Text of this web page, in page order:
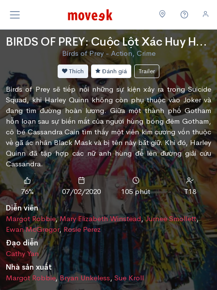
BIRDS OF PREY: Cuộc Lột Xác Huy Hoàng Của Harley Quinn
Birds of Prey - Action, Crime
Thích Đánh giá Trailer
Birds of Prey sẽ tiếp nối những sự kiện xảy ra trong Suicide
Squad, khi Harley Quinn không còn phụ thuộc vào Joker và
đang tìm đường hoàn lương. Giữa một thành phố Gotham
hỗn loạn sau sự biến mất của người hùng bóng đêm Gotham,
cô bé Cassandra Cain tìm thấy một viên kim cương vốn thuộc
về gã ác nhân Black Mask và bị tên này bắt giữ. Khi đó, Harley
Quinn đã tập hợp các nữ anh hùng để lên đường giải cứu
Cassandra.
76% 07/02/2020 105 phút
T18
Diễn viên
Margot Robbie,Mary Elizabeth Winstead,Jurnee Smollett,
Ewan McGregor, Rosie Perez
Đạo diễn
Cathy Yan
Nhà sản xuất
Margot Robbie, Bryan Unkeless, Sue Kroll